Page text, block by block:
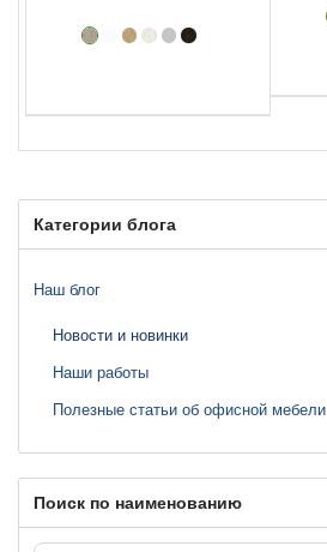
Категории блога
Наш блог
Новости и новинки
Наши работы
Полезные статьи об офисной мебели
Поиск по наименованию